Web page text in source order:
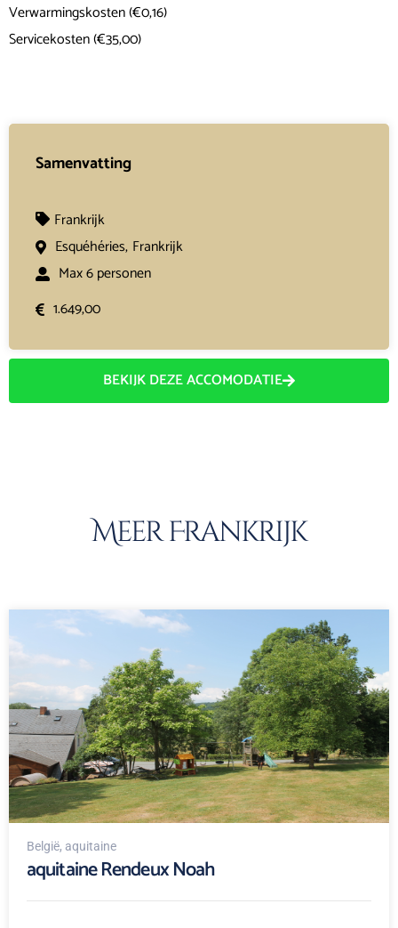
Verwarmingskosten (€0,16)
Servicekosten (€35,00)
Samenvatting
Frankrijk
Esquéhéries, Frankrijk
Max 6 personen
1.649,00
BEKIJK DEZE ACCOMODATIE
Meer Frankrijk
België, aquitaine
aquitaine Rendeux Noah